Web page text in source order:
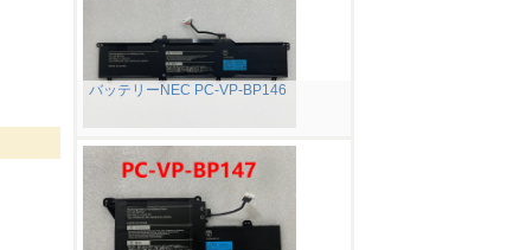
バッテリーNEC PC-VP-BP146